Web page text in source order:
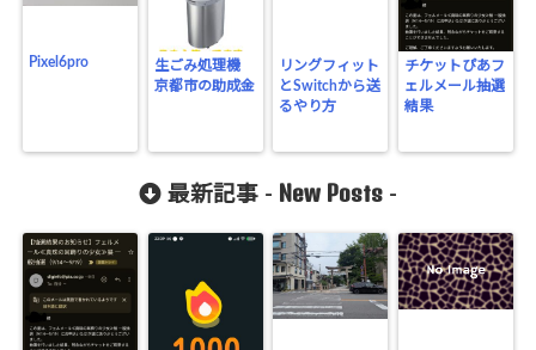
Pixel6pro
生ごみ処理機
京都市の助成金
リングフィット
とSwitchから送
るやり方
チケットぴあフ
ェルメール抽選
結果
最新記事 - New Posts -